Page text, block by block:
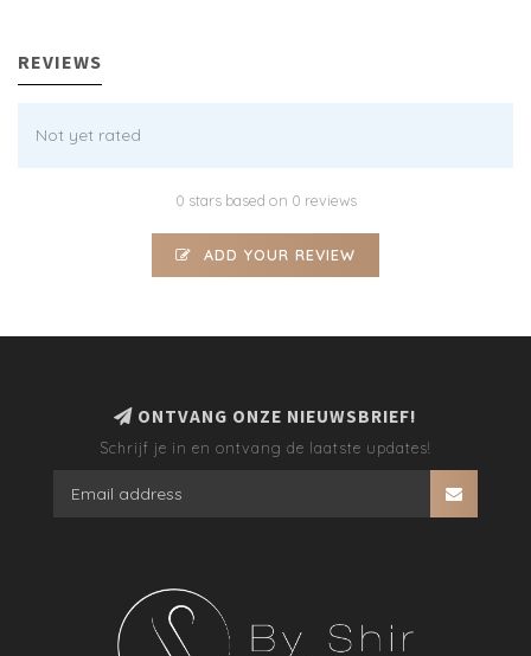
REVIEWS
Not yet rated
0 stars based on 0 reviews
ADD YOUR REVIEW
ONTVANG ONZE NIEUWSBRIEF!
Schrijf je in en ontvang de laatste updates!